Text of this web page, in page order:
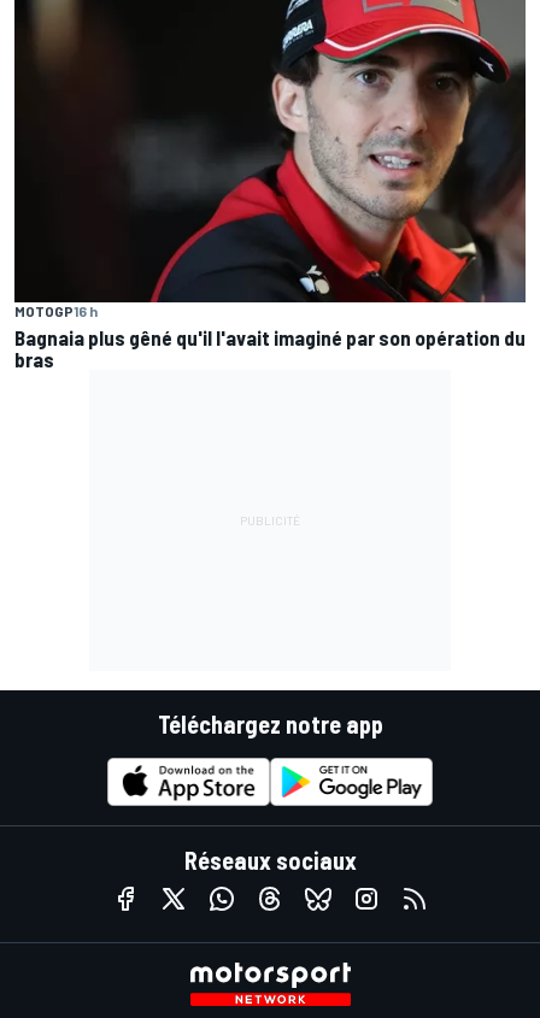
MOTOGP16 h
Bagnaia plus gêné qu'il l'avait imaginé par son opération du
bras
Téléchargez notre app
Réseaux sociaux